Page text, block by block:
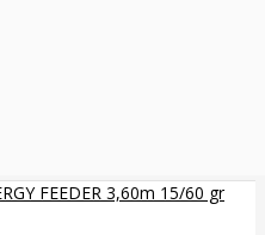
FEEDER 3,60m 15/60 gr